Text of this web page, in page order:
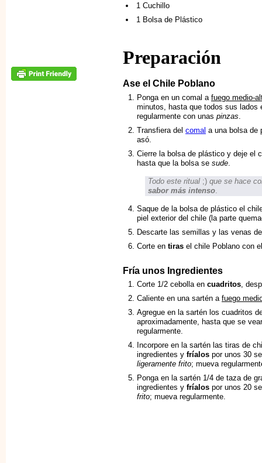
1 Cuchillo
1 Bolsa de Plástico
Preparación
Ase el Chile Poblano
Ponga en un comal a fuego medio-
minutos, hasta que todos sus lados
regularmente con unas pinzas.
Transfiera del comal a una bolsa
asó.
Cierre la bolsa de plástico y deje el
hasta que la bolsa se sude.
Todo este ritual ;) que se hace
sabor más intenso.
Saque de la bolsa de plástico el
piel exterior del chile (la parte
Descarte las semillas y las venas
Corte en tiras el chile Poblano con
Fría unos Ingredientes
Corte 1/2 cebolla en cuadritos,
Caliente en una sartén a fuego
Agregue en la sartén los cuadritos
aproximadamente, hasta que se
regularmente.
Incorpore en la sartén las tiras de
ingredientes y fríalos por unos 30
ligeramente frito; mueva
Ponga en la sartén 1/4 de taza de
ingredientes y fríalos por unos 20
frito; mueva regularmente.